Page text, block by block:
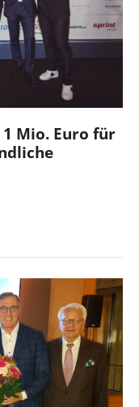
1 Mio. Euro für